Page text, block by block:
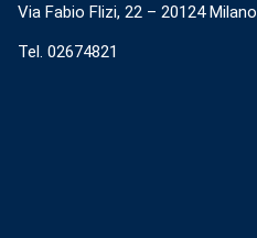
Via Fabio Flizi, 22 – 20124 Milano
Tel. 02674821